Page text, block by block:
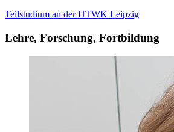
Teilstudium an derHTWK Leipzig
Lehre, Forschung, Fortbildung